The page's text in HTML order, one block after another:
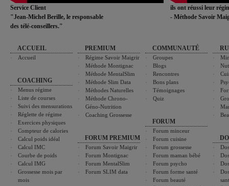
Service Client
"Jean-Michel Berille, le responsable
des télé-conseillers."
ils ont réussi leur
- Méthode Savoir
ACCUEIL
Accueil
COACHING
Menus régime
Liste de courses
Suivi des mensurations
Réglette de régime
Exercices physiques
Compteur de calories
Calcul poids idéal
Calcul IMC
Courbe de poids
Calcul IMG
Grossesse mois par
mois
PREMIUM
Régime Savoir Maigrir
Méthode Montignac
Méthode MentalSlim
Méthode Slim Data
Méthodes Naturelles
Méthode Chrono-
Géno-Nutrition
Coaching Grossesse
FORUM PREMIUM
Forum Savoir Maigrir
Forum Montignac
Forum MentalSlim
Forum SLIM data
COMMUNAUTÉ
Groupes
Blogs
Rencontres
Bons plans
Témoignages
Quiz
FORUM
Forum minceur
Forum cuisine
Forum grossesse
Forum maman bébé
Forum psycho
Forum forme santé
Forum beauté